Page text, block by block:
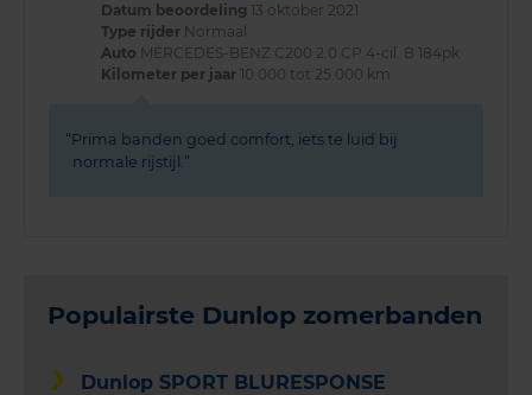
Datum beoordeling 13 oktober 2021
Type rijder Normaal
Auto MERCEDES-BENZ C200 2.0 CP 4-cil. B 184pk
Kilometer per jaar 10.000 tot 25.000 km
Prima banden goed comfort, iets te luid bij
normale rijstijl.
Populairste Dunlop zomerbanden
Dunlop SPORT BLURESPONSE